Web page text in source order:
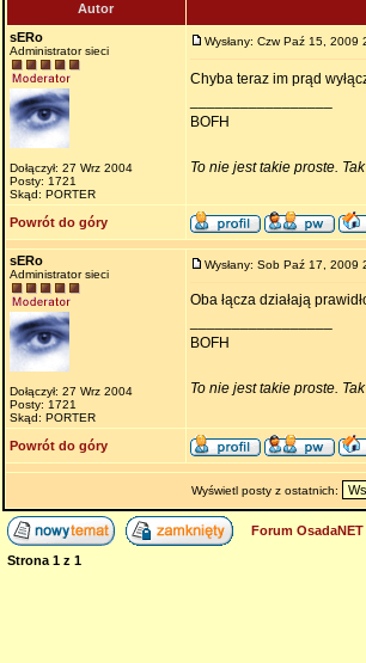
Autor
sERo
Administrator sieci
Dołączył: 27 Wrz 2004
Posty: 1721
Skąd: PORTER
Wysłany: Czw Paź 15, 2009
Chyba teraz im prąd
BOFH
To nie jest takie proste.
Powrót do góry
sERo
Administrator sieci
Dołączył: 27 Wrz 2004
Posty: 1721
Skąd: PORTER
Wysłany: Sob Paź 17, 2009
Oba łącza działają
BOFH
To nie jest takie proste.
Powrót do góry
Wyświetl posty z ostatnich:
Forum
Strona 1z 1